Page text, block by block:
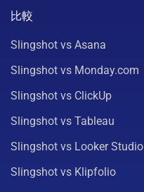
比較
Slingshot vs Asana
Slingshot vs Monday.com
Slingshot vs ClickUp
Slingshot vs Tableau
Slingshot vs Looker Studio
Slingshot vs Klipfolio